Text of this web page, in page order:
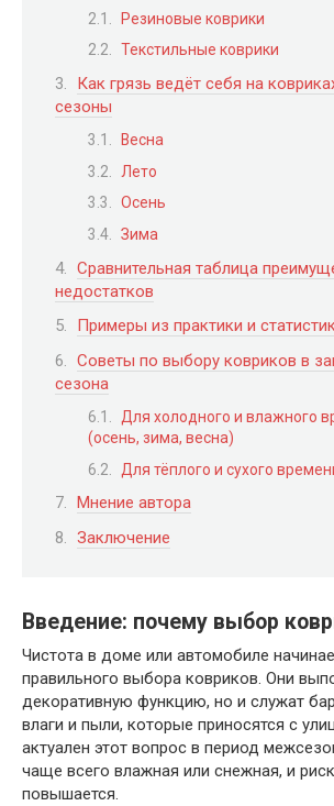
Резиновые коврики
Текстильные коврики
Как грязь ведёт себя на
сезоны
Весна
Лето
Осень
Зима
Сравнительная таблица
недостатков
Примеры из практики и
Советы по выбору ковриков в
сезона
Для холодного и влажного
(осень, зима, весна)
Для тёплого и сухого
Мнение автора
Заключение
Введение: почему выбор
Чистота в доме или автомобиле
правильного выбора ковриков. Они
декоративную функцию, но и служат
влаги и пыли, которые приносятся с
актуален этот вопрос в период
чаще всего влажная или снежная, и
повышается.